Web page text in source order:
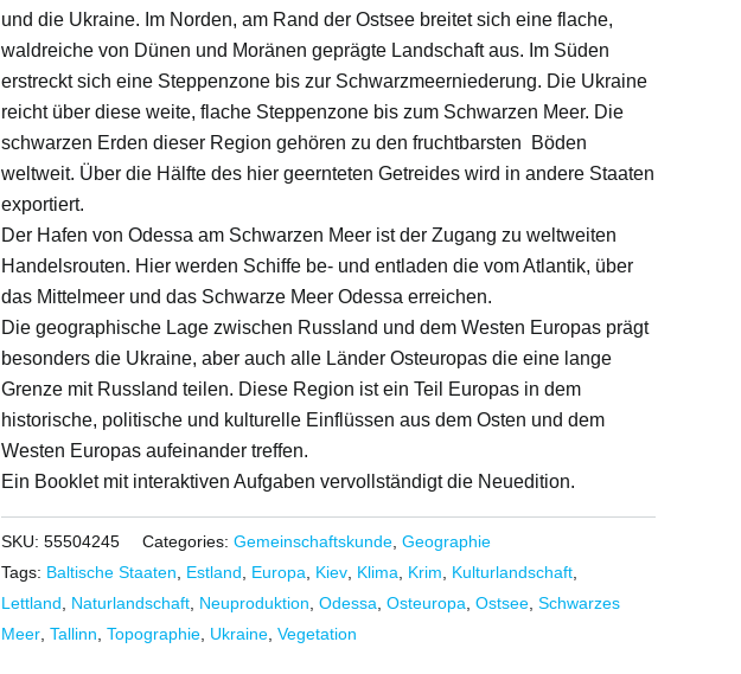
und die Ukraine. Im Norden, am Rand der Ostsee breitet sich eine flache,
waldreiche von Dünen und Moränen geprägte Landschaft aus. Im Süden
erstreckt sich eine Steppenzone bis zur Schwarzmeerniederung. Die Ukraine
reicht über diese weite, flache Steppenzone bis zum Schwarzen Meer. Die
schwarzen Erden dieser Region gehören zu den fruchtbarsten Böden
weltweit. Über die Hälfte des hier geernteten Getreides wird in andere Staaten
exportiert.
Der Hafen von Odessa am Schwarzen Meer ist der Zugang zu weltweiten
Handelsrouten. Hier werden Schiffe be- und entladen die vom Atlantik, über
das Mittelmeer und das Schwarze Meer Odessa erreichen.
Die geographische Lage zwischen Russland und dem Westen Europas prägt
besonders die Ukraine, aber auch alle Länder Osteuropas die eine lange
Grenze mit Russland teilen. Diese Region ist ein Teil Europas in dem
historische, politische und kulturelle Einflüssen aus dem Osten und dem
Westen Europas aufeinander treffen.
Ein Booklet mit interaktiven Aufgaben vervollständigt die Neuedition.
SKU: 55504245 Categories: Gemeinschaftskunde Geographie
Tags: Baltische Staaten Estland Europa Kiev Klima Krim Kulturlandschaft
Lettland
Naturlandschaft Neuproduktion Odessa Osteuropa Ostsee Schwarzes
Meer Tallinn Topographie Ukraine Vegetation